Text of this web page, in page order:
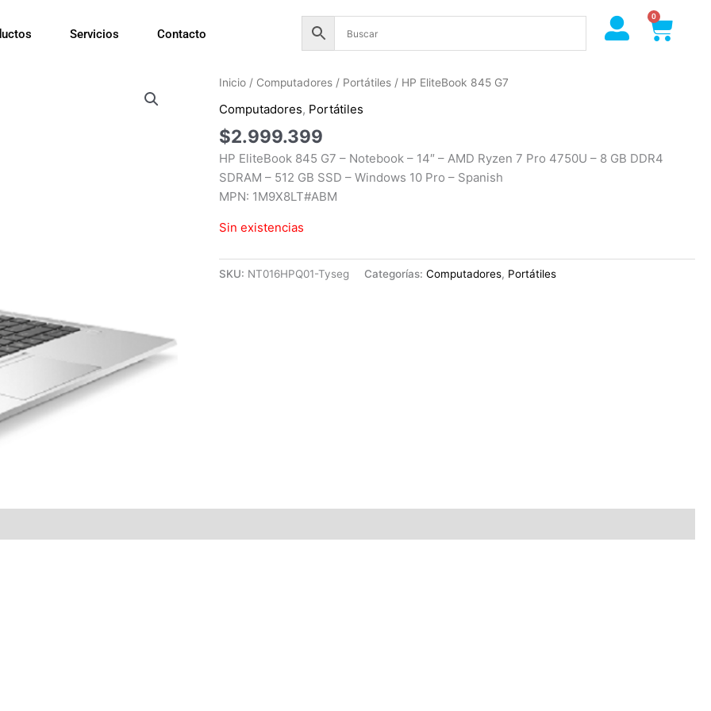
Servicios Contacto
0
Cart
Inicio / Computadores / Portátiles / HP EliteBook 845 G7
Computadores, Portátiles
$2.999.399
HP EliteBook 845 G7 – Notebook – 14″ – AMD Ryzen 7 Pro 4750U – 8 GB DDR4
SDRAM – 512 GB SSD – Windows 10 Pro – Spanish
MPN: 1M9X8LT#ABM
Sin existencias
SKU: NT016HPQ01-Tyseg Categorías:Computadores, Portátiles